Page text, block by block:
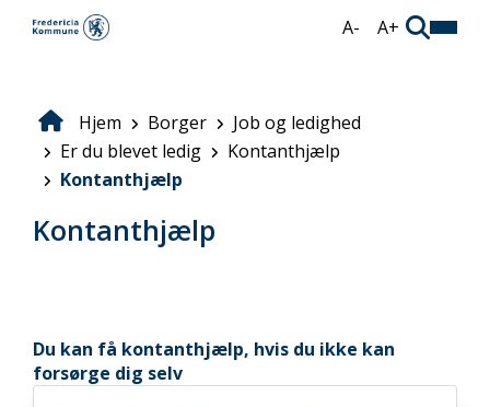
A- A+
Brødkrumme
Hjem Borger
Job og ledighed
Er du blevet ledig
Kontanthjælp
Kontanthjælp
Kontanthjælp
Du kan få kontanthjælp, hvis du ikke kan
forsørge dig selv